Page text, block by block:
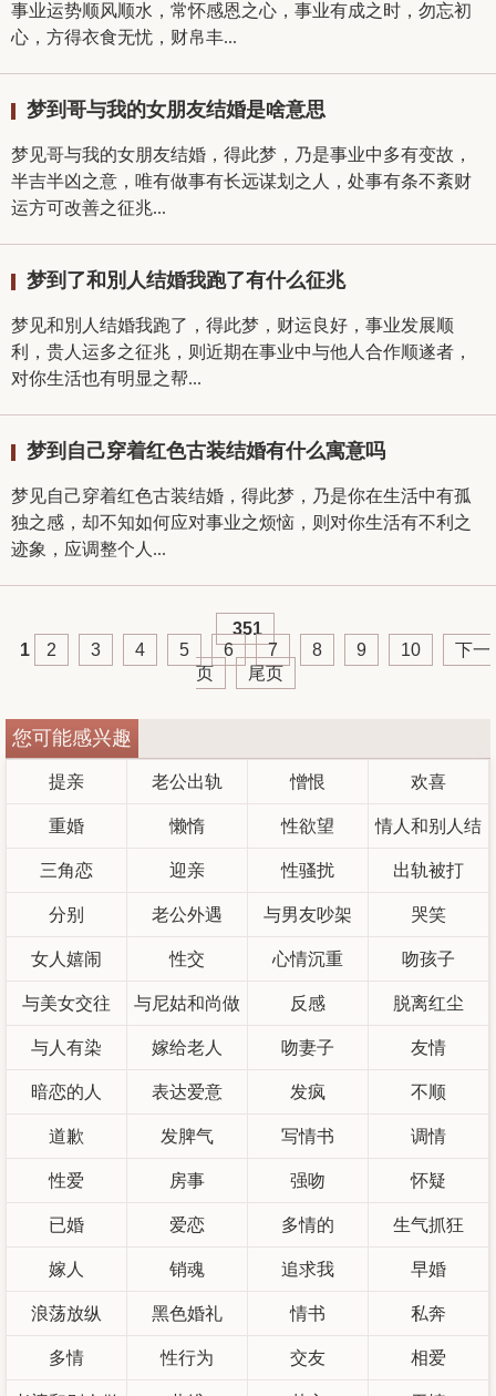
事业运势顺风顺水，常怀感恩之心，事业有成之时，勿忘初
心，方得衣食无忧，财帛丰...
梦到哥与我的女朋友结婚是啥意思
梦见哥与我的女朋友结婚，得此梦，乃是事业中多有变故，
半吉半凶之意，唯有做事有长远谋划之人，处事有条不紊财
运方可改善之征兆...
梦到了和別人结婚我跑了有什么征兆
梦见和別人结婚我跑了，得此梦，财运良好，事业发展顺
利，贵人运多之征兆，则近期在事业中与他人合作顺遂者，
对你生活也有明显之帮...
梦到自己穿着红色古装结婚有什么寓意吗
梦见自己穿着红色古装结婚，得此梦，乃是你在生活中有孤
独之感，却不知如何应对事业之烦恼，则对你生活有不利之
迹象，应调整个人...
351
1
2 3 4 5 6 7 8 9 10
下一
页
尾页
您可能感兴趣
提亲 老公出轨 憎恨 欢喜
重婚 懒惰 性欲望 情人和别人结
婚了
三角恋 迎亲 性骚扰 出轨被打
分别 老公外遇 与男友吵架 哭笑
女人嬉闹 性交 心情沉重 吻孩子
与美女交往 与尼姑和尚做
爱
反感 脱离红尘
与人有染 嫁给老人 吻妻子 友情
暗恋的人 表达爱意 发疯 不顺
道歉 发脾气 写情书 调情
性爱 房事 强吻 怀疑
已婚 爱恋 多情的 生气抓狂
嫁人 销魂 追求我 早婚
浪荡放纵 黑色婚礼 情书 私奔
多情 性行为 交友 相爱